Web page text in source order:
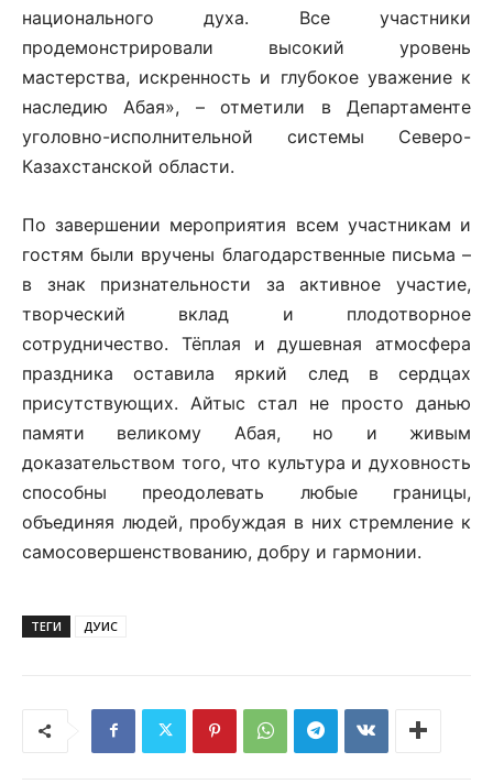
национального духа. Все участники
продемонстрировали высокий уровень
мастерства, искренность и глубокое уважение к
наследию Абая», – отметили в Департаменте
уголовно-исполнительной системы Северо-
Казахстанской области.
По завершении мероприятия всем участникам и
гостям были вручены благодарственные письма –
в знак признательности за активное участие,
творческий вклад и плодотворное
сотрудничество. Тёплая и душевная атмосфера
праздника оставила яркий след в сердцах
присутствующих. Айтыс стал не просто данью
памяти великому Абая, но и живым
доказательством того, что культура и духовность
способны преодолевать любые границы,
объединяя людей, пробуждая в них стремление к
самосовершенствованию, добру и гармонии.
ТЕГИ ДУИС